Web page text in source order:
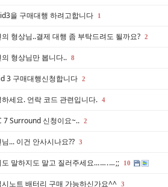
을 구매대행 하려고합니다 1
의 형상님..결제 대행 좀 부탁드려도 될까요? 2
의 형상님만 봅니다.. 8
3 구매대행신청합니다 2
하세요. 언락 코드 관련입니다. 4
7 Surround 신청이요~.. 2
님... 이건 안사시나요?? 3
도 말하지도 말고 질러주세요...ㅡ.ㅡ;; 10
시노트 배터리 구매 가능하신가요^^ 3